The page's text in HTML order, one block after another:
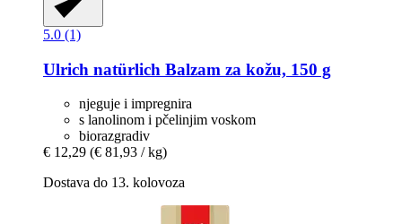
5.0 (1)
Ulrich natürlich Balzam za kožu, 150 g
njeguje i impregnira
s lanolinom i pčelinjim voskom
biorazgradiv
€ 12,29 (€ 81,93 / kg)
Dostava do 13. kolovoza